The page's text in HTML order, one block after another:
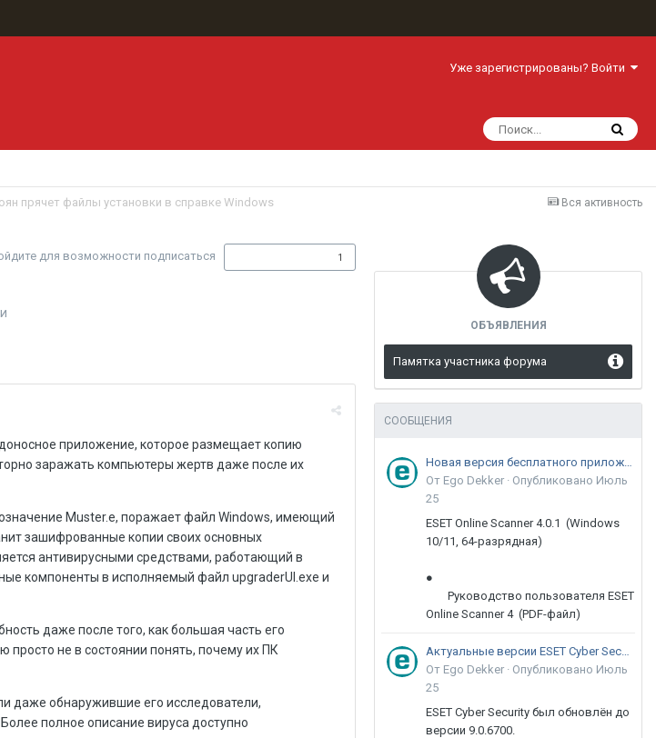
Уже зарегистрированы? Войти
Вся активность
прячет файлы установки в справке Windows
для возможности подписаться 1
приложение, которое размещает копию
заражать компьютеры жертв даже после их
Muster.e, поражает файл Windows, имеющий
зашифрованные копии своих основных
антивирусными средствами, работающий в
компоненты в исполняемый файл upgraderUI.exe и
даже после того, как большая часть его
просто не в состоянии понять, почему их ПК
даже обнаружившие его исследователи,
полное описание вируса доступно
ОБЪЯВЛЕНИЯ
Памятка участника форума
СООБЩЕНИЯ
Новая версия бесплатного приложения ESET Online Scanner доступна пользователям
От Ego Dekker · Опубликовано Июль
25
ESET Online Scanner 4.0.1 (Windows
10/11, 64-разрядная)
●
Руководство пользователя ESET
Online Scanner 4 (PDF-файл)
Актуальные версии ESET Cyber Security 9
От Ego Dekker · Опубликовано Июль
25
ESET Cyber Security был обновлён до
версии 9.0.6700.